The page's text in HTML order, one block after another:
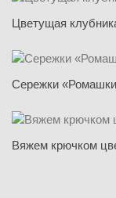
Цветущая
Сережки
Вяжем крючком